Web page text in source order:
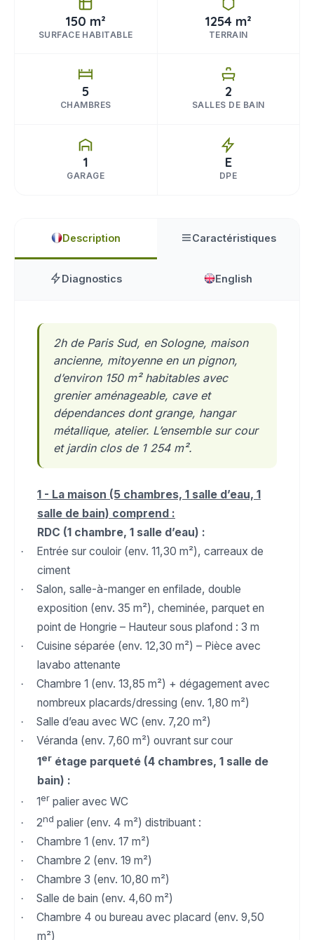
150 m²
SURFACE HABITABLE
1254 m²
TERRAIN
5
CHAMBRES
2
SALLES DE BAIN
1
GARAGE
E
DPE
Description Caractéristiques
Diagnostics English
2h de Paris Sud, en Sologne, maison
ancienne, mitoyenne en un pignon,
d’environ 150 m² habitables avec
grenier aménageable, cave et
dépendances dont grange, hangar
métallique, atelier. L’ensemble sur cour
et jardin clos de 1 254 m².
1 - La maison (5 chambres, 1 salle d’eau, 1
salle de bain) comprend :
RDC (1 chambre, 1 salle d’eau) :
·
Entrée sur couloir (env. 11,30 m²), carreaux de
ciment
·
Salon, salle-à-manger en enfilade, double
exposition (env. 35 m²), cheminée, parquet en
point de Hongrie – Hauteur sous plafond : 3 m
·
Cuisine séparée (env. 12,30 m²) – Pièce avec
lavabo attenante
·
Chambre 1 (env. 13,85 m²) + dégagement avec
nombreux placards/dressing (env. 1,80 m²)
· Salle d’eau avec WC (env. 7,20 m²)
·
Véranda (env. 7,60 m²) ouvrant sur cour
1er étage parqueté (4 chambres, 1 salle de
bain) :
· 1er palier avec WC
· 2nd palier (env. 4 m²) distribuant :
· Chambre 1 (env. 17 m²)
· Chambre 2 (env. 19 m²)
· Chambre 3 (env. 10,80 m²)
· Salle de bain (env. 4,60 m²)
·
Chambre 4 ou bureau avec placard (env. 9,50
m²)